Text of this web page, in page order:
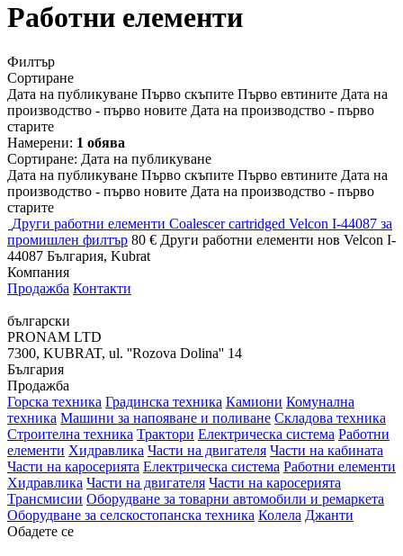
Работни елементи
Филтър
Сортиране
Дата на публикуване Първо скъпите Първо евтините Дата на
производство - първо новите Дата на производство - първо
старите
Намерени: 1 обява
Сортиране: Дата на публикуване
Дата на публикуване Първо скъпите Първо евтините Дата на
производство - първо новите Дата на производство - първо
старите
Други работни елементи Coalescer cartridged Velcon I-44087 за
промишлен филтър 80 € Други работни елементи нов Velcon I-
44087 България, Kubrat
Компания
Продажба Контакти
български
PRONAM LTD
7300, KUBRAT, ul. ''Rozova Dolina'' 14
България
Продажба
Горска техника Градинска техника Камиони Комунална
техника Машини за напояване и поливане Складова техника
Строителна техника Трактори Електрическа система Работни
елементи Хидравлика Части на двигателя Части на кабината
Части на каросерията Електрическа система Работни елементи
Хидравлика Части на двигателя Части на каросерията
Трансмисии Оборудване за товарни автомобили и ремаркета
Оборудване за селскостопанска техника Колела Джанти
Обадете се